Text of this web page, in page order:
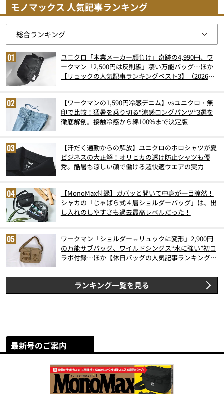
モノマックス 人気記事ランキング
ユニクロ「本業メーカー顔負け」奇跡の4,990円、ワ
ークマン「2,500円は反則級」凄い万能バッグ…ほか
【リュックの人気記事ランキングベスト3】（2026年
【ワークマンの1,590円冷感デニム】vsユニクロ・無
印で比較！猛暑を乗り切る“涼感ロングパンツ”3選を
徹底解剖。接触冷感から綿100%まで決定版
【汗だく通勤からの解放】ユニクロのポロシャツが夏
ビジネスの大正解！オリヒカの透け防止シャツも優
秀。酷暑も涼しい顔で働ける超快適ウエアの実力
【MonoMax付録】ガバッと開いて中身が一目瞭然！
シャカの「じゃばら式４層ショルダーバッグ」は、出
し入れのしやすさも過去最高レベルだった！
ワークマン「ショルダー⇔リュックに変形」2,900円
の万能サブバッグ、ワイルドシングス“水に強い”初コ
ラボ付録…ほか【休日バッグの人気記事ランキングベ
ランキング一覧を見る
最新号のご案内